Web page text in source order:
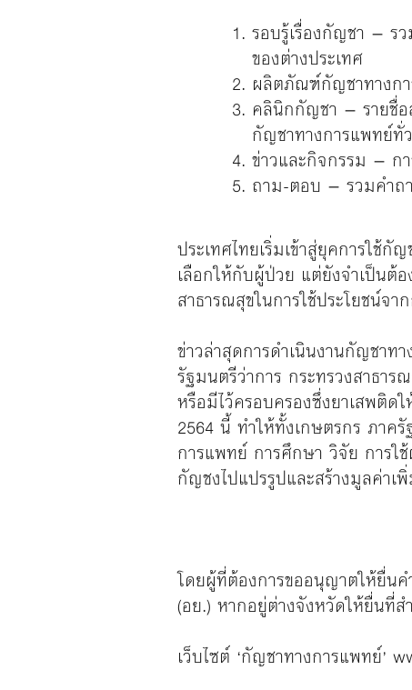
รอบรู้เรื่องกัญชา – ร
ของต่างประเทศ
ผลิตภัณฑ์กัญชาทางก
คลินิกกัญชา – รายชื่
กัญชาทางการแพทย์ทั่
ข่าวและกิจกรรม – ก
ถาม-ตอบ – รวมคำถ
ประเทศไทยเริ่มเข้าสู่ยุคการใช้
เลือกให้กับผู้ป่วย แต่ยังจำเป็นต้
สาธารณสุขในการใช้ประโยชน์จ
ข่าวล่าสุดการดำเนินงานกัญชา
รัฐมนตรีว่าการ กระทรวงสาธา
หรือมีไว้ครอบครองซึ่งยาเสพติด
2564 นี้ ทำให้ทั้งเกษตรกร ภาค
การแพทย์ การศึกษา วิจัย การ
กัญชงไปแปรรูปและสร้างมูลค่า
โดยผู้ที่ต้องการขออนุญาตให้ยื่น
(อย.) หากอยู่ต่างจังหวัดให้ยื่นที่
เว็บไซต์ ‘กัญชาทางการแพทย์’